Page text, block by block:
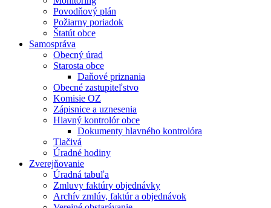
Povodňový plán
Požiarny poriadok
Štatút obce
Samospráva
Obecný úrad
Starosta obce
Daňové priznania
Obecné zastupiteľstvo
Komisie OZ
Zápisnice a uznesenia
Hlavný kontrolór obce
Dokumenty hlavného kontrolóra
Tlačivá
Úradné hodiny
Zverejňovanie
Úradná tabuľa
Zmluvy faktúry objednávky
Archív zmlúv, faktúr a objednávok